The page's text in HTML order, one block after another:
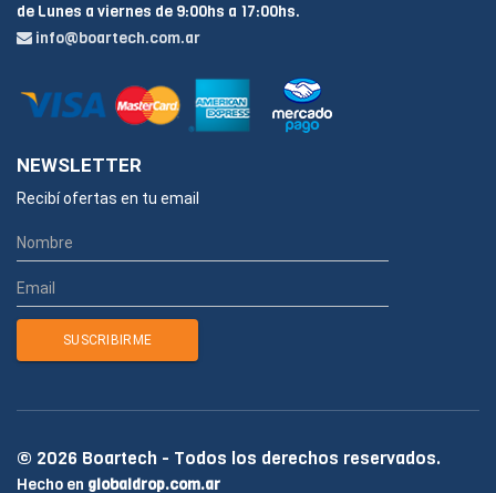
de Lunes a viernes de 9:00hs a 17:00hs.
info@boartech.com.ar
NEWSLETTER
Recibí ofertas en tu email
© 2026 Boartech - Todos los derechos reservados.
Hecho en globaldrop.com.ar